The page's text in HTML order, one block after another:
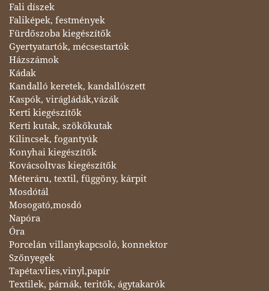
Fali díszek
Faliképek, festmények
Fürdőszoba kiegészítők
Gyertyatartók, mécsestartók
Házszámok
Kádak
Kandalló keretek, kandallószett
Kaspók, virágládák,vázák
Kerti kiegészítők
Kerti kutak, szökőkutak
Kilincsek, fogantyúk
Konyhai kiegészítők
Kovácsoltvas kiegészítők
Méteráru, textil, függöny, kárpit
Mosdótál
Mosogató,mosdó
Napóra
Óra
Porcelán villanykapcsoló, konnektor
Szőnyegek
Tapéta:vlies,vinyl,papír
Textilek, párnák, teritők, ágytakarók